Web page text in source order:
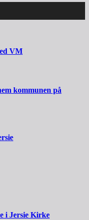
VM
kommunen på
i Jersie Kirke